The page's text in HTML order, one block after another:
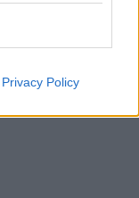
Privacy Policy